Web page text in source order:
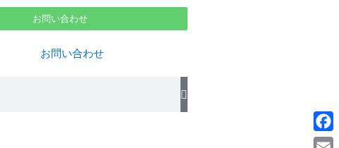
お問い合わせ
お問い合わせ